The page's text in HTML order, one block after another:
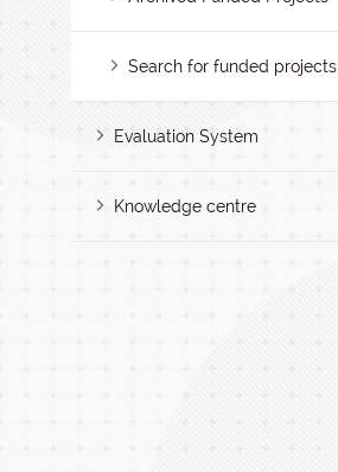
Search for funded projects
Evaluation System
Knowledge centre